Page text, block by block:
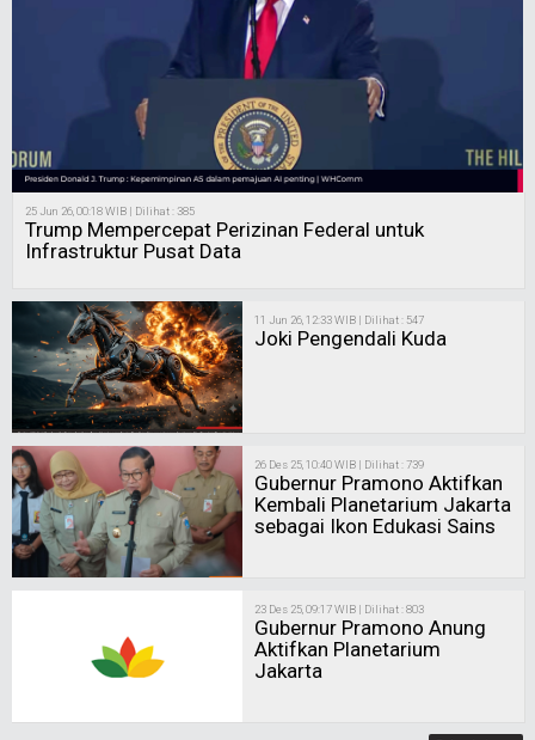
25 Jun 26, 00:18 WIB | Dilihat : 385
Trump Mempercepat Perizinan Federal untuk
Infrastruktur Pusat Data
11 Jun 26, 12:33 WIB | Dilihat : 547
Joki Pengendali Kuda
26 Des 25, 10:40 WIB | Dilihat : 739
Gubernur Pramono Aktifkan
Kembali Planetarium Jakarta
sebagai Ikon Edukasi Sains
23 Des 25, 09:17 WIB | Dilihat : 803
Gubernur Pramono Anung
Aktifkan Planetarium
Jakarta